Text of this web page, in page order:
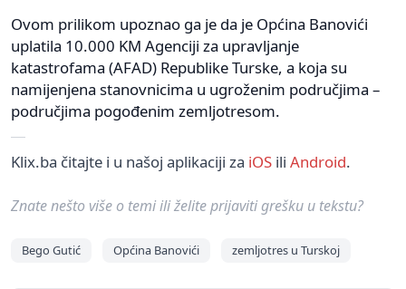
Ovom prilikom upoznao ga je da je Općina Banovići
uplatila 10.000 KM Agenciji za upravljanje
katastrofama (AFAD) Republike Turske, a koja su
namijenjena stanovnicima u ugroženim područjima –
područjima pogođenim zemljotresom.
Klix.ba čitajte i u našoj aplikaciji za iOS ili Android.
Znate nešto više o temi ili želite prijaviti grešku u tekstu?
Bego Gutić Općina Banovići zemljotres u Turskoj